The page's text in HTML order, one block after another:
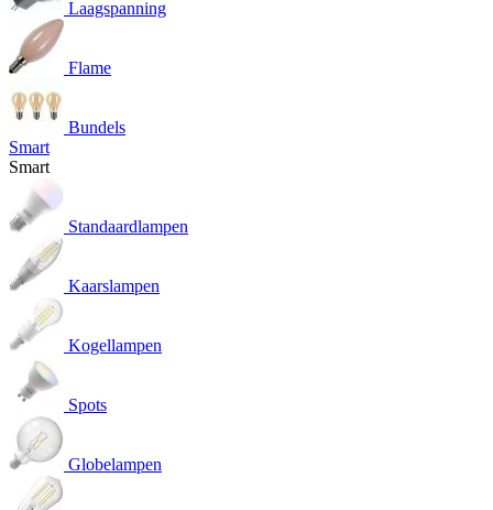
Laagspanning
Flame
Bundels
Smart
Smart
Standaardlampen
Kaarslampen
Kogellampen
Spots
Globelampen